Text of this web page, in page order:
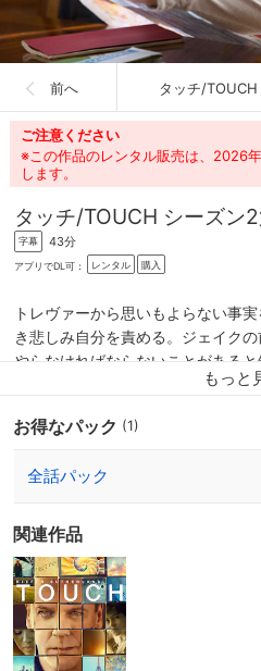
前へ タッチ/
ご注意ください
※この作品のレンタル販売は、2026
します。
タッチ/TOUCH シーズン2
字幕 43分
アプリでDL可： レンタル 購入
トレヴァーから思いもよらない事
き悲しみ自分を責める。ジェイク
やらなければならないことがある
たギレルモは、マーティン達の居
ェイクを預ける。アヴラムの制止
った二人をアヴラムが見失ってしま
お得なパック (1)
全話パック
関連作品